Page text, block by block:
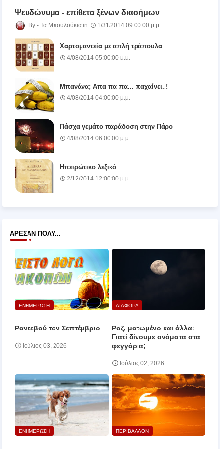
Ψευδώνυμα - επίθετα ξένων διασήμων
Τα Μπουλούκια 1/31/2014 09:00:00 μ.μ.
Χαρτομαντεία με απλή τράπουλα
4/08/2014 05:00:00 μ.μ.
Μπανάνα; Απα πα πα... παχαίνει..!
4/08/2014 04:00:00 μ.μ.
Πάσχα γεμάτο παράδοση στην Πάρο
4/08/2014 06:00:00 μ.μ.
Ηπειρώτικο λεξικό
2/12/2014 12:00:00 μ.μ.
ΆΡΕΣΑΝ ΠΟΛΎ...
ΕΝΗΜΕΡΩΣΗ
Ραντεβού τον Σεπτέμβριο
Ιούλιος 03, 2026
ΔΙΑΦΟΡΑ
Ροζ, ματωμένο και άλλα:
Γιατί δίνουμε ονόματα στα
φεγγάρια;
Ιούλιος 02, 2026
ΕΝΗΜΕΡΩΣΗ ΠΕΡΙΒΑΛΛΟΝ